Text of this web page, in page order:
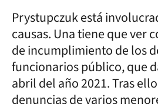
Prystupczuk está
causas. Una tiene que ver
de incumplimiento de los
funcionarios público, que
abril del año 2021. Tras
denuncias de varios